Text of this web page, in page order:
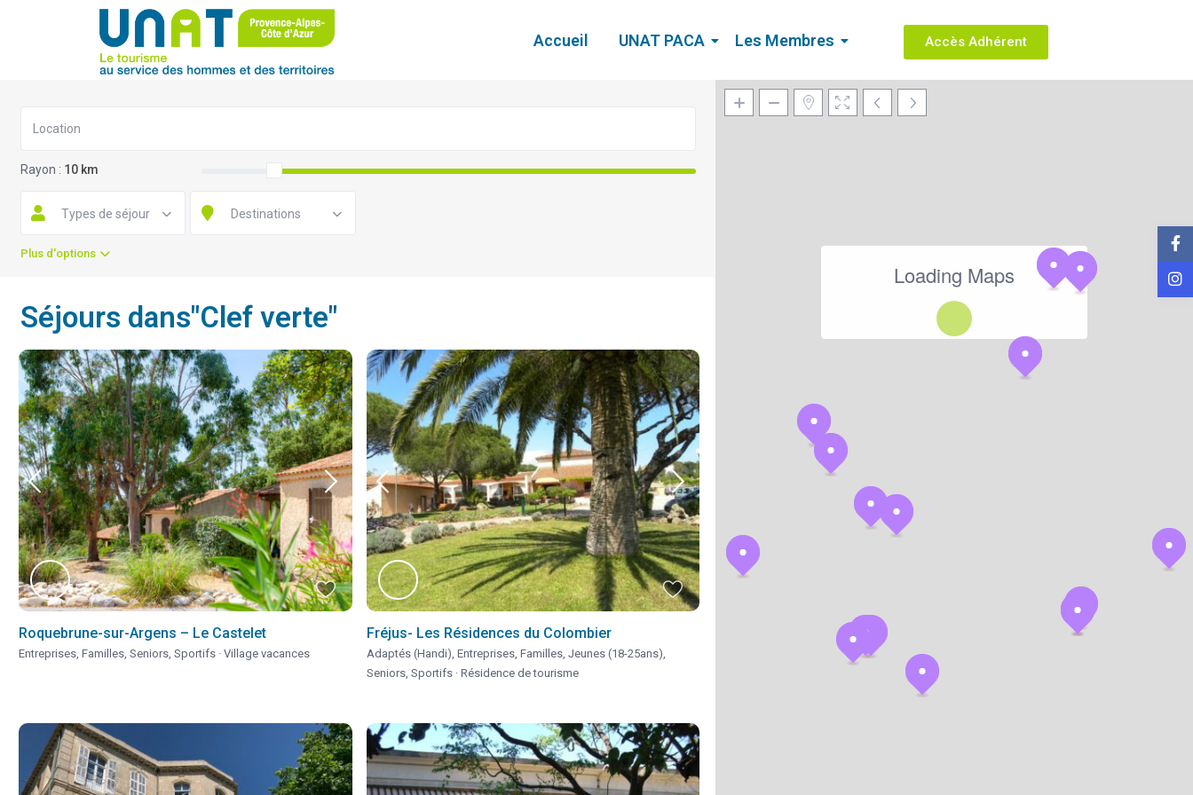
Accueil UNAT PACA Les Membres Accès Adhérent
Loading Maps
Rayon : 10 km
Types de séjour Destinations
Plus d'options
Séjours dans"Clef verte"
Roquebrune-sur-Argens – Le Castelet
Entreprises Familles Seniors Sportifs · Village vacances
Fréjus- Les Résidences du Colombier
Adaptés (Handi) Entreprises, Familles, Jeunes (18-25ans)
Seniors, Sportifs · Résidence de tourisme